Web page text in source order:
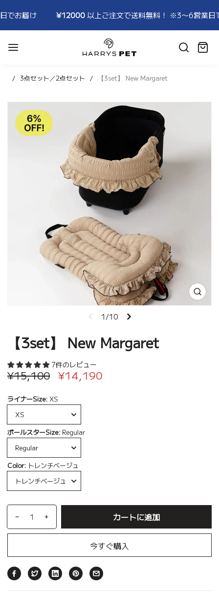
¥12000 以上ご注文で送料無料！ ※3〜6営業日でお届け
HARRYSPET
カ
3点セット／2点セット 【3set】 New Margaret
1/10
【3set】 New Margaret
7件のレビュー
¥15,100 ¥14,190
ライナーSize: XS
ボールスターSize: Regular
Color: トレンチベージュ
カートに追加
今すぐ購入